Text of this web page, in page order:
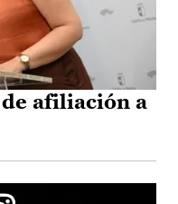
afiliación a